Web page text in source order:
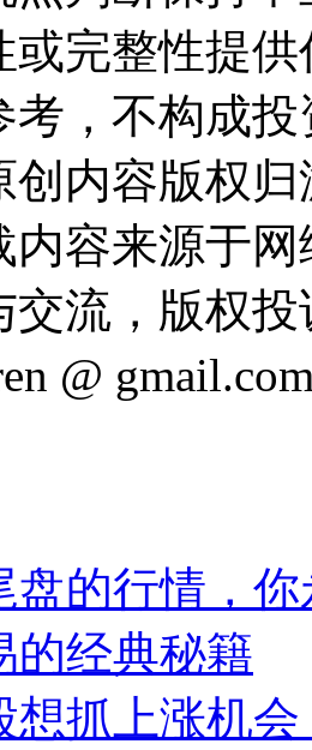
或完整性提
考，不构成
创内容版权
内容来源于
交流，版权
@
盘的行情，
的经典秘籍
想抓上涨机